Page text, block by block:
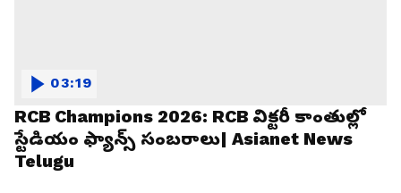
RCB Champions 2026: RCB విక్టరీ కాంతుల్లో
స్టేడియం ఫ్యాన్స్ సంబరాలు| Asianet News
Telugu
03:19